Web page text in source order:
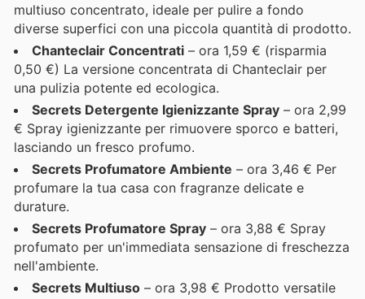
multiuso concentrato, ideale per pulire a fondo
diverse superfici con una piccola quantità di prodotto.
Chanteclair Concentrati – ora 1,59 € (risparmia
0,50 €) La versione concentrata di Chanteclair per
una pulizia potente ed ecologica.
Secrets Detergente Igienizzante Spray – ora 2,99
€ Spray igienizzante per rimuovere sporco e batteri,
lasciando un fresco profumo.
Secrets Profumatore Ambiente – ora 3,46 € Per
profumare la tua casa con fragranze delicate e
durature.
Secrets Profumatore Spray – ora 3,88 € Spray
profumato per un'immediata sensazione di freschezza
nell'ambiente.
Secrets Multiuso – ora 3,98 € Prodotto versatile